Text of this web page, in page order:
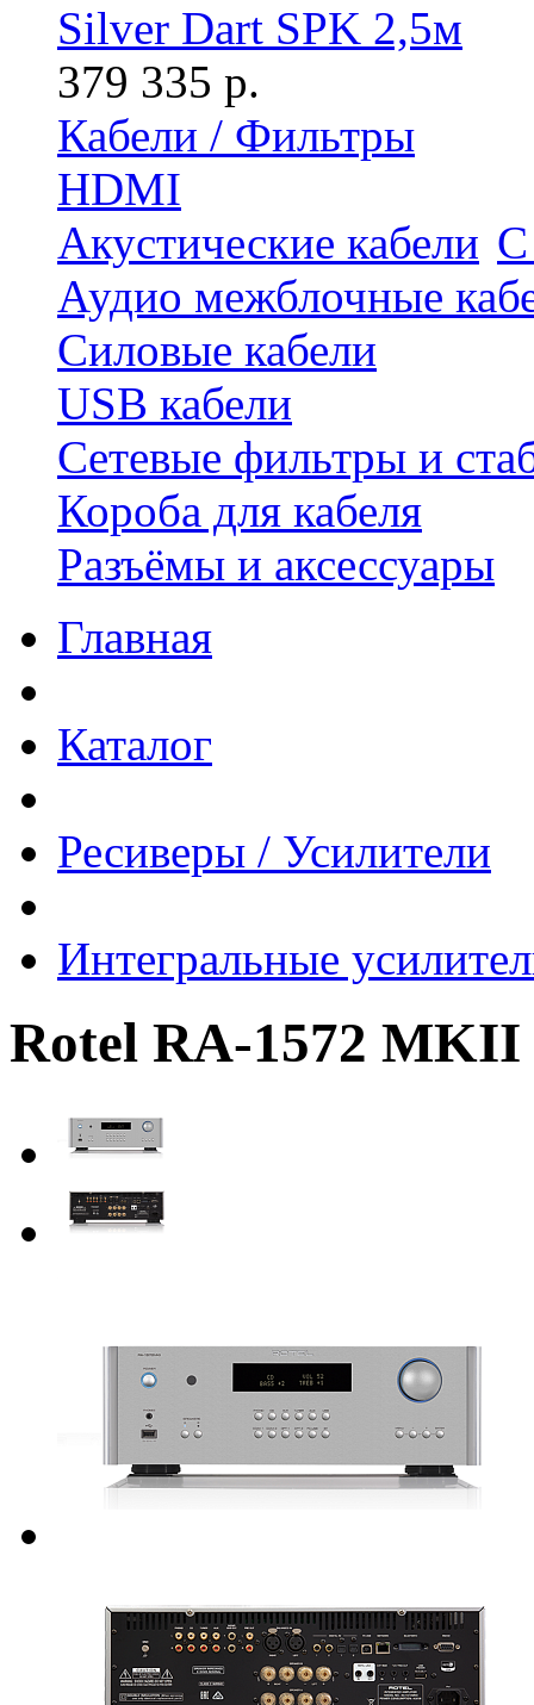
Silver Dart SPK 2,5м
379 335 р.
Кабели / Фильтры
HDMI
Акустические кабели С
Аудио межблочные
Силовые кабели
USB кабели
Сетевые фильтры и
Короба для кабеля
Разъёмы и аксессуары
Главная
Каталог
Ресиверы / Усилители
Интегральные
Rotel RA-1572 MKII